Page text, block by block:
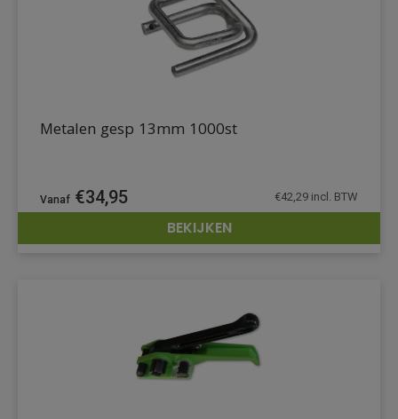
DETAILS
Metalen gesp 13mm 1000st
€34,95 €42,29 incl. BTW
BEKIJKEN